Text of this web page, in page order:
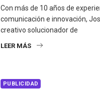
Con más de 10 años de
comunicación e innovación,
creativo solucionador de
LEER MÁS
PUBLICIDAD